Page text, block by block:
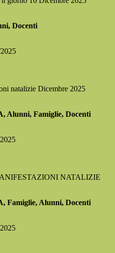
Docenti
natalizie Dicembre 2025
Alunni, Famiglie, Docenti
NATALIZIE
Famiglie, Alunni, Docenti